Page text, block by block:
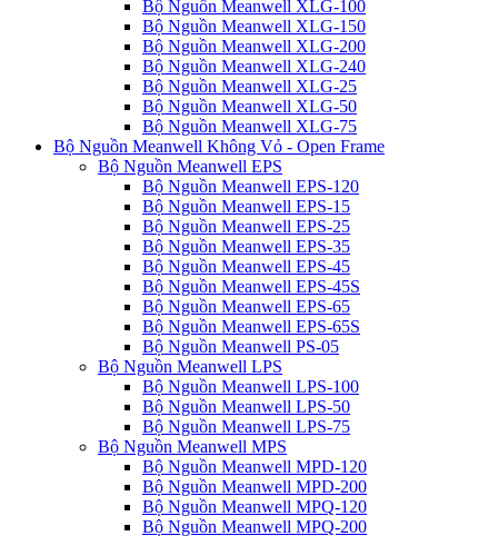
Bộ Nguồn Meanwell XLG-100
Bộ Nguồn Meanwell XLG-150
Bộ Nguồn Meanwell XLG-200
Bộ Nguồn Meanwell XLG-240
Bộ Nguồn Meanwell XLG-25
Bộ Nguồn Meanwell XLG-50
Bộ Nguồn Meanwell XLG-75
Bộ Nguồn Meanwell Không Vỏ - Open Frame
Bộ Nguồn Meanwell EPS
Bộ Nguồn Meanwell EPS-120
Bộ Nguồn Meanwell EPS-15
Bộ Nguồn Meanwell EPS-25
Bộ Nguồn Meanwell EPS-35
Bộ Nguồn Meanwell EPS-45
Bộ Nguồn Meanwell EPS-45S
Bộ Nguồn Meanwell EPS-65
Bộ Nguồn Meanwell EPS-65S
Bộ Nguồn Meanwell PS-05
Bộ Nguồn Meanwell LPS
Bộ Nguồn Meanwell LPS-100
Bộ Nguồn Meanwell LPS-50
Bộ Nguồn Meanwell LPS-75
Bộ Nguồn Meanwell MPS
Bộ Nguồn Meanwell MPD-120
Bộ Nguồn Meanwell MPD-200
Bộ Nguồn Meanwell MPQ-120
Bộ Nguồn Meanwell MPQ-200